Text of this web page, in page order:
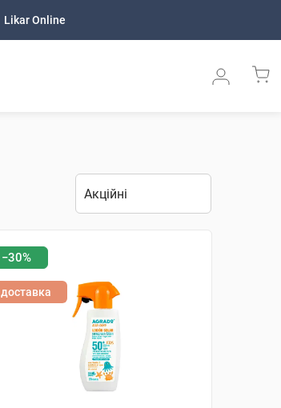
Likar Online
−30%
доставка